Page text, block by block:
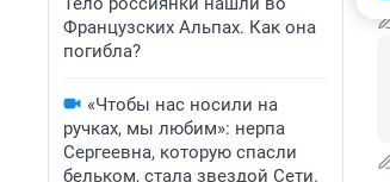
Французских Альпах. Как она
погибла?
«Чтобы нас носили на
ручках, мы любим»: нерпа
Сергеевна, которую спасли
бельком, стала звездой Сети.